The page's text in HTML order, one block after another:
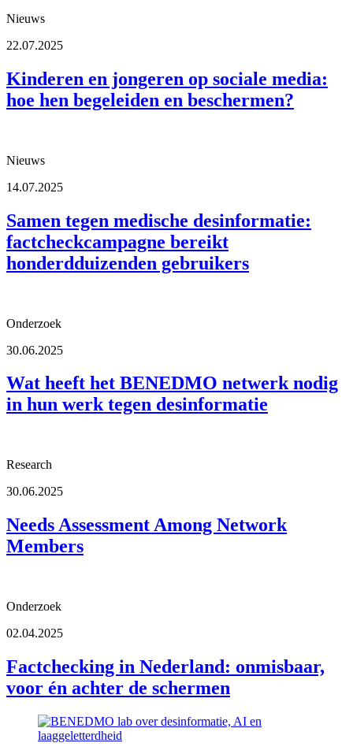
Nieuws
22.07.2025
Kinderen en jongeren op sociale media:
hoe hen begeleiden en beschermen?
Nieuws
14.07.2025
Samen tegen medische desinformatie:
factcheckcampagne bereikt
honderdduizenden gebruikers
Onderzoek
30.06.2025
Wat heeft het BENEDMO netwerk nodig
in hun werk tegen desinformatie
Research
30.06.2025
Needs Assessment Among Network
Members
Onderzoek
02.04.2025
Factchecking in Nederland: onmisbaar,
voor én achter de schermen